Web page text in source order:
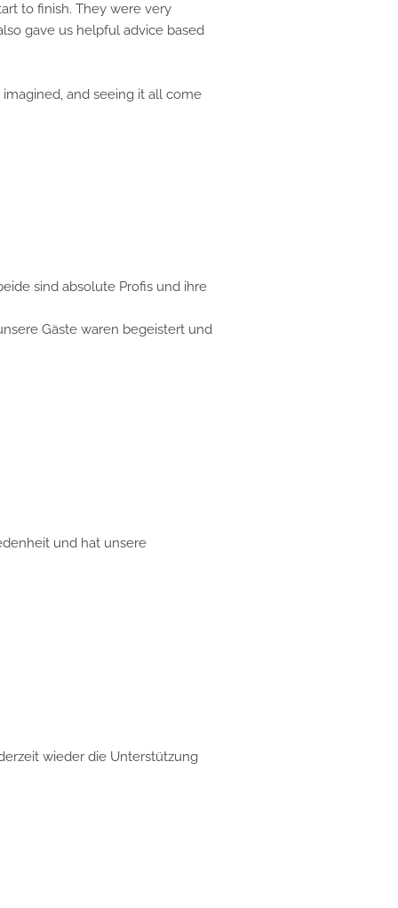
finish. They were very
us helpful advice based
and seeing it all come
sind absolute Profis und ihre
Gäste waren begeistert und
und hat unsere
wieder die Unterstützung